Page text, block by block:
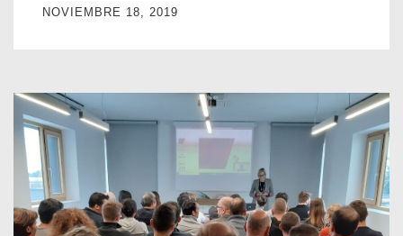
NOVIEMBRE 18, 2019